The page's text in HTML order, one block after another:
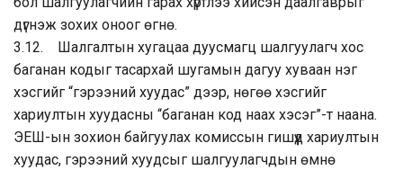
дүгнэж зохих оноог өгнө.
3.12. Шалгалтын хугацаа дуусмагц шалгуулагч хос
баганан кодыг тасархай шугамын дагуу хуваан нэг
хэсгийг “гэрээний хуудас” дээр, нөгөө хэсгийг
хариултын хуудасны “баганан код наах хэсэг”-т наана.
ЭЕШ-ын зохион байгуулах комиссын гишүүд хариултын
хуудас, гэрээний хуудсыг шалгуулагчдын өмнө